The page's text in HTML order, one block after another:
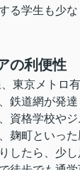
る学生も少
の利便性
東京メトロ
鉄道網が発
資格学校や
麹町といっ
したら、少